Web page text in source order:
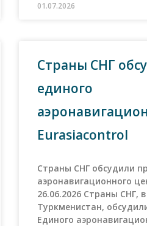
01.07.2026
Страны СНГ
единого
Eurasiacontrol
Страны СНГ обсудили
аэронавигационного
26.06.2026 Страны СНГ,
Туркменистан,
Единого